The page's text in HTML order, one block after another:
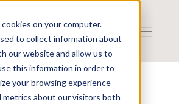
on your computer.
to collect information about
our website and allow us to
this information in order to
your browsing experience
metrics about our visitors both
15:30:00